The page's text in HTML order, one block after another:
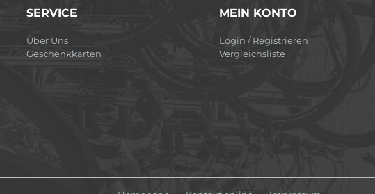
SERVICE
Über Uns
Geschenkkarten
MEIN KONTO
Login / Registrieren
Vergleichsliste